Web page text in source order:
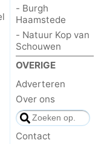
- Burgh
Haamstede
- Natuur Kop van
Schouwen
OVERIGE
Adverteren
Over ons
Contact